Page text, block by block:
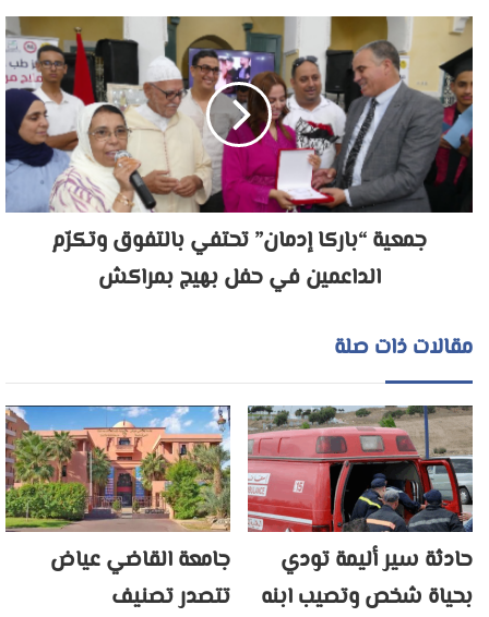
جمعية “باركا إدمان” تحتفي بالتفوق وتكرّم
الداعمين في حفل بهيج بمراكش
مقالات ذات صلة
حادثة سير أليمة تودي
بحياة شخص وتصيب ابنه
جامعة القاضي عياض
تتصدر تصنيف